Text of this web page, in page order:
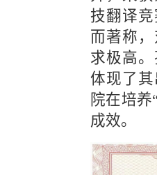
技翻译
而著称
求极高
体现了
院在培
成效。